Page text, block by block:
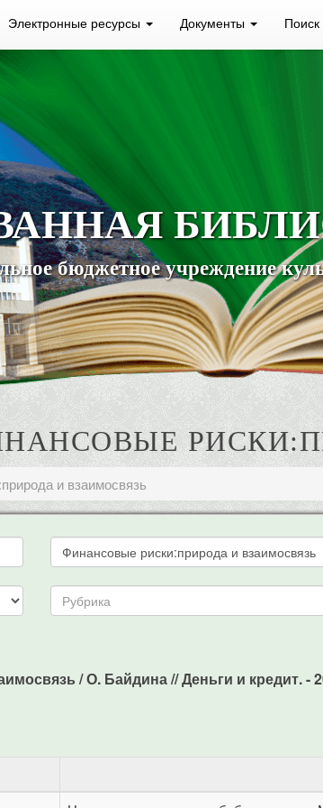
Электронные ресурсы Документы Поиск
бюджетное учреждение
и взаимосвязь
/ О. Байдина // Деньги и кредит. -